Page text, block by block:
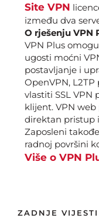
Site VPN
između dva
O rješenju VPN
VPN Plus
ugosti moćni
postavljanje i
OpenVPN, L2TP
vlastiti SSL VPN
klijent. VPN
direktan pristup
Zaposleni
radnoj površini
Više o VPN
ZADNJE VIJESTI